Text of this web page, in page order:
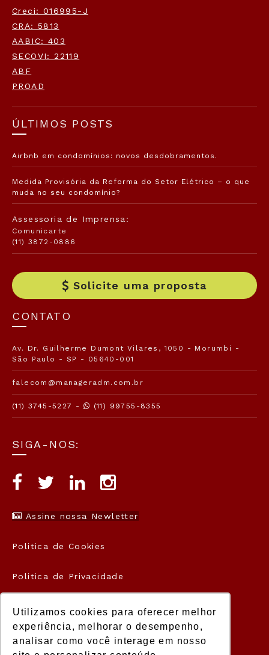
Utilizamos cookies para oferecer melhor
experiência, melhorar o desempenho,
analisar como você interage em nosso
Creci: 016995-J
CRA: 5813
AABIC: 403
SECOVI: 22119
ABF
PROAD
ÚLTIMOS POSTS
Airbnb em condomínios: novos desdobramentos.
Medida Provisória da Reforma do Setor Elétrico – o que
muda no seu condomínio?
Assessoria de Imprensa:
Comunicarte
(11) 3872-0886
Solicite uma proposta
CONTATO
Av. Dr. Guilherme Dumont Vilares, 1050 - Morumbi -
São Paulo - SP - 05640-001
falecom@manageradm.com.br
(11) 3745-5227 - (11) 99755-8355
SIGA-NOS:
Assine nossa Newletter
Politica de Cookies
Politica de Privacidade
Termos de Uso